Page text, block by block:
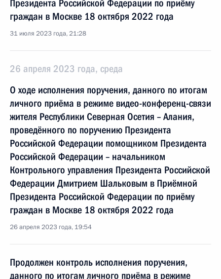
Президента Российской Федерации по приёму
граждан в Москве 18 октября 2022 года
31 июля 2023 года, 21:28
26 апреля 2023 года, среда
О ходе исполнения поручения, данного по итогам
личного приёма в режиме видео-конференц-связи
жителя Республики Северная Осетия – Алания,
проведённого по поручению Президента
Российской Федерации помощником Президента
Российской Федерации – начальником
Контрольного управления Президента Российской
Федерации Дмитрием Шальковым в Приёмной
Президента Российской Федерации по приёму
граждан в Москве 18 октября 2022 года
26 апреля 2023 года, 19:54
Продолжен контроль исполнения поручения,
данного по итогам личного приёма в режиме